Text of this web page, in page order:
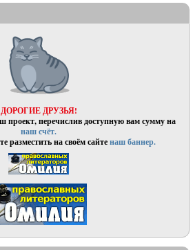
ДОРОГИЕ ДРУЗЬЯ!
проект, перечислив доступную вам сумму на
наш счёт.
разместить на своём сайтенаш баннер.